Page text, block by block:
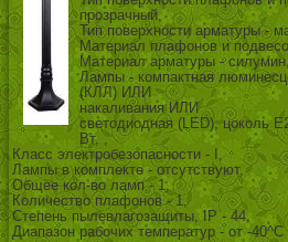
прозрачный,
Тип поверхности арматуры -
Материал плафонов и
Материал арматуры - силумин,
Лампы - компактная
(КЛЛ) ИЛИ
накаливания ИЛИ
светодиодная (LED), цоколь
Вт, ,
Класс электробезопасности - I,
Лампы в комплекте - отсутствуют,
Общее кол-во ламп - 1,
Количество плафонов - 1,
Степень пылевлагозащиты, IP - 44,
Диапазон рабочих температур - от -